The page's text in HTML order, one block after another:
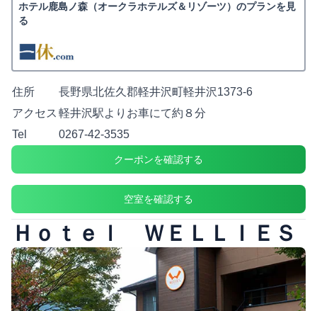
ホテル鹿島ノ森（オークラホテルズ＆リゾーツ）のプランを見
る
住所
長野県北佐久郡軽井沢町軽井沢1373-6
アクセス 軽井沢駅よりお車にて約８分
Tel
0267-42-3535
クーポンを確認する
空室を確認する
Ｈｏｔｅｌ ＷＥＬＬＩＥＳ